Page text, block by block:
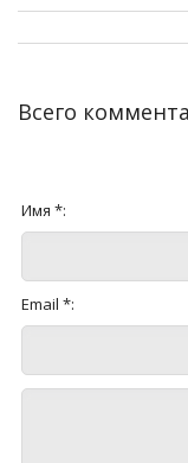
Всего
Имя *:
Email *: